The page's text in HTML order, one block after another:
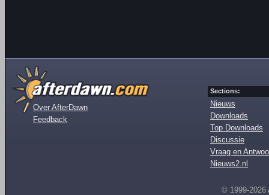
Over AfterDawn
Feedback
Sections:
Nieuws
Downloads
Top Downloads
Discussie
Vraag en
Nieuws2.nl
© 1999-2026